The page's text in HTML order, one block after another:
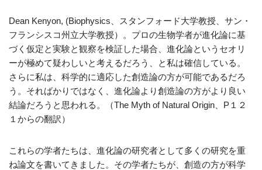
Dean Kenyon, (Biophysics、スタンフォード大学教授、サン・
フランシスコ州立大学教授）。プロの生物学者が進化論に基
づく仮定と実験と観察を検証した場合、進化論というセオリ
ーが極めて疑わしいと考えるだろう、と私は確信している。
さらに私は、科学的に適応した創造論の方が可能であるだろ
う。そればかりではなく、進化論より創造論の方がより良い
結論だろうと思われる。（The Myth of Natural Origin、P１２
１からの翻訳）
これらの学者たちは、進化論の研究者として多くの研究を重
ね論文を書いてきました。その学者たちが、創造の方が科学